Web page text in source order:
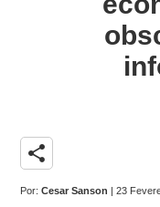
share
Por:Cesar Sanson | 23